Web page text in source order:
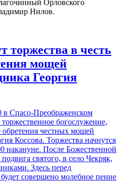
Орловского
Нилов.
торжества в честь
мощей
Георгия
в Спасо-Преображенском
торжественное богослужение,
честных мощей
Коссова. Торжества начнутся
накануне. После Божественной
святого, в село Чекряк,
Здесь перед
совершено молебное пение